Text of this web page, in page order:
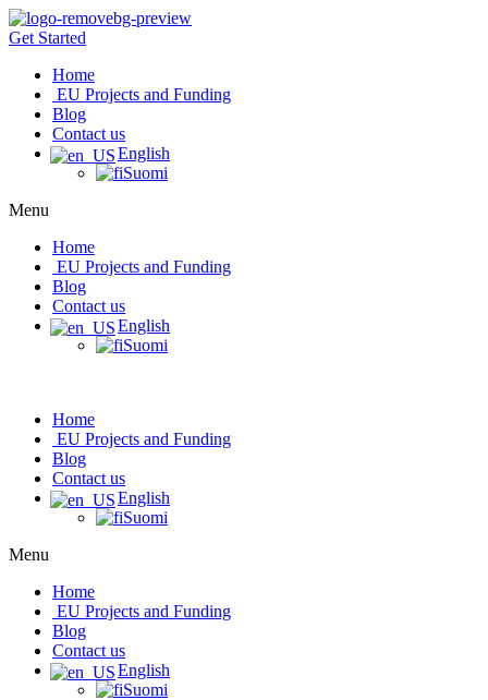
Mene
sisältöön
Get Started
Home
EU Projects and Funding
Blog
Contact us
English
Suomi
Menu
Home
EU Projects and Funding
Blog
Contact us
English
Suomi
Home
EU Projects and Funding
Blog
Contact us
English
Suomi
Menu
Home
EU Projects and Funding
Blog
Contact us
English
Suomi